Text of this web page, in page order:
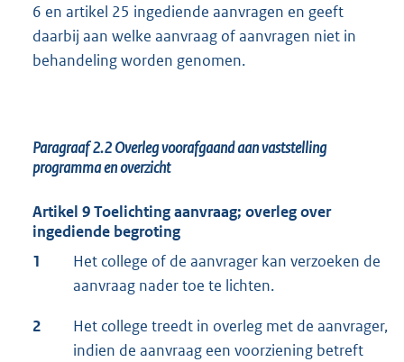
6 en artikel 25 ingediende aanvragen en geeft
daarbij aan welke aanvraag of aanvragen niet in
behandeling worden genomen.
Paragraaf 2.2Overleg voorafgaand aan vaststelling
programma en overzicht
Artikel 9 Toelichting aanvraag; overleg over
ingediende begroting
1
Het college of de aanvrager kan verzoeken de
aanvraag nader toe te lichten.
2
Het college treedt in overleg met de aanvrager,
indien de aanvraag een voorziening betreft